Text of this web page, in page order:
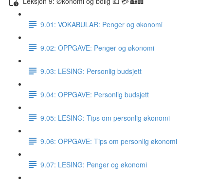
9.01: VOKABULAR: Penger og økonomi
9.02: OPPGAVE: Penger og økonomi
9.03: LESING: Personlig budsjett
9.04: OPPGAVE: Personlig budsjett
9.05: LESING: Tips om personlig økonomi
9.06: OPPGAVE: Tips om personlig økonomi
9.07: LESING: Penger og økonomi